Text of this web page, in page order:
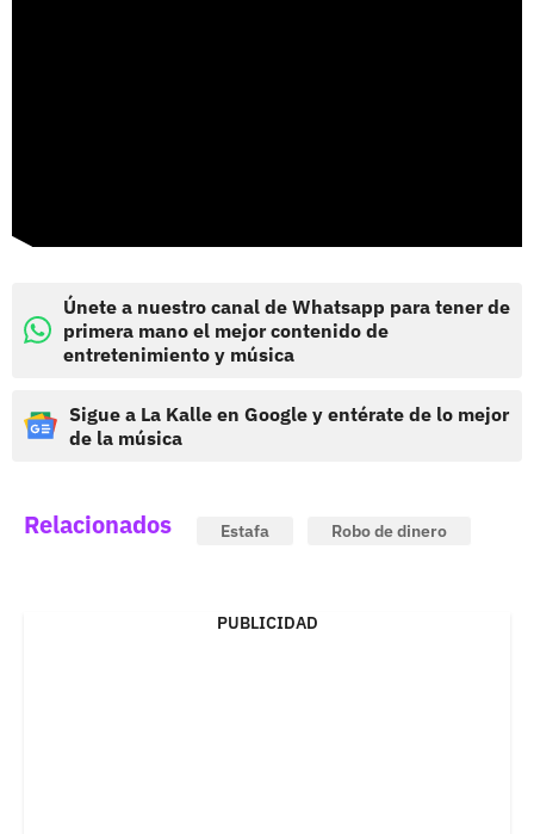
Únete a nuestro canal de Whatsapp para tener de
primera mano el mejor contenido de
entretenimiento y música
Sigue a La Kalle en Google y entérate de lo mejor
de la música
Relacionados Estafa Robo de dinero
PUBLICIDAD